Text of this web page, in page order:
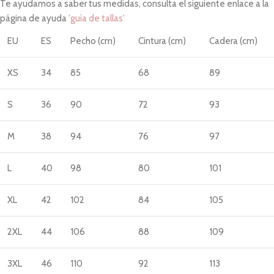
Te ayudamos a saber tus medidas, consulta el siguiente enlace a la
página de ayuda'guía de tallas'
EU ES Pecho (cm) Cintura (cm) Cadera (cm)
XS 34 85 68 89
S 36 90 72 93
M 38 94 76 97
L 40 98 80 101
XL 42 102 84 105
2XL 44 106 88 109
3XL 46 110 92 113